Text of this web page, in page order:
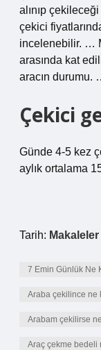
alınıp
çekici
incelenebilir. …
arasında kat
aracın durumu.
Çekici
Günde 4-5 kez
aylık ortalama
Tarih: Makaleler
7 Emin Günlük Ne
Araba çekilince ne
Arabam çekilirse
Araç çekme bedeli